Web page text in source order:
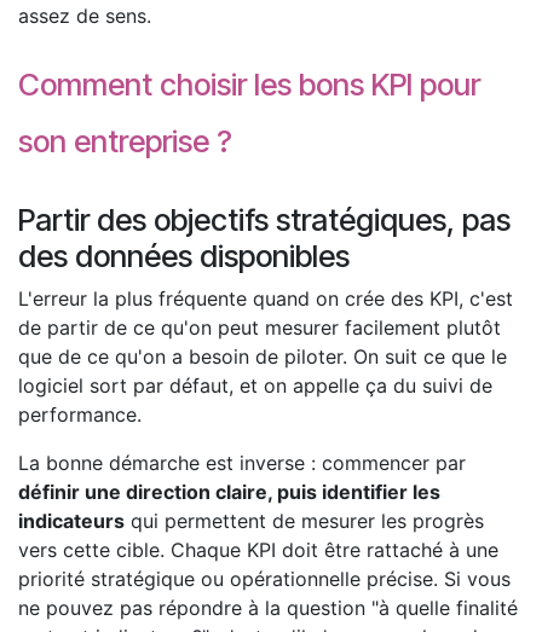
assez de sens.
Comment choisir les bons KPI pour
son entreprise ?
Partir des objectifs stratégiques, pas
des données disponibles
L'erreur la plus fréquente quand on crée des KPI, c'est
de partir de ce qu'on peut mesurer facilement plutôt
que de ce qu'on a besoin de piloter. On suit ce que le
logiciel sort par défaut, et on appelle ça du suivi de
performance.
La bonne démarche est inverse : commencer par
définir une direction claire, puis identifier les
indicateurs qui permettent de mesurer les progrès
vers cette cible. Chaque KPI doit être rattaché à une
priorité stratégique ou opérationnelle précise. Si vous
ne pouvez pas répondre à la question "à quelle finalité